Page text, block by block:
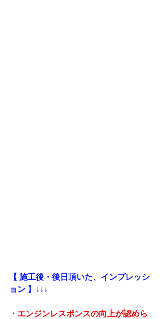
【 施工後・後日頂いた、インプレッシ
ョン 】↓↓↓
・エンジンレスポンスの向上が認めら